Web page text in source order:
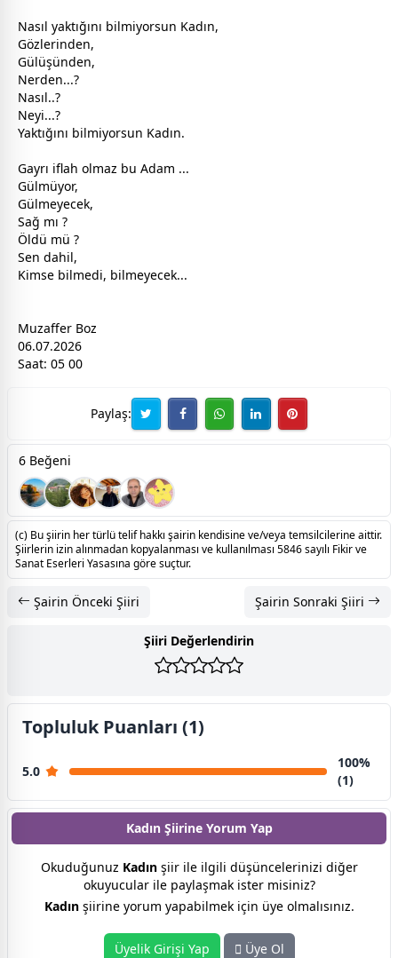
Nasıl yaktığını bilmiyorsun Kadın,
Gözlerinden,
Gülüşünden,
Nerden...?
Nasıl..?
Neyi...?
Yaktığını bilmiyorsun Kadın.
Gayrı iflah olmaz bu Adam ...
Gülmüyor,
Gülmeyecek,
Sağ mı ?
Öldü mü ?
Sen dahil,
Kimse bilmedi, bilmeyecek...
Muzaffer Boz
06.07.2026
Saat: 05 00
Paylaş:
6 Beğeni
(c) Bu şiirin her türlü telif hakkı şairin kendisine ve/veya temsilcilerine aittir.
Şiirlerin izin alınmadan kopyalanması ve kullanılması 5846 sayılı Fikir ve
Sanat Eserleri Yasasına göre suçtur.
Şairin Önceki Şiiri Şairin Sonraki Şiiri
Şiiri Değerlendirin
Topluluk Puanları (1)
5.0
100%
(1)
Kadın Şiirine Yorum Yap
Okuduğunuz Kadınşiir ile ilgili düşüncelerinizi diğer
okuyucular ile paylaşmak ister misiniz?
Kadınşiirine yorum yapabilmek için üye olmalısınız.
Üyelik Girişi Yap Üye Ol